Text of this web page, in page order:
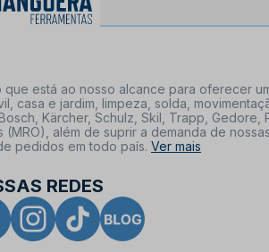
está ao nosso alcance para oferecer
casa e jardim, limpeza, solda,
Kärcher, Schulz, Skil, Trapp,
além de suprir a demanda de
pedidos em todo país. Ver mais
REDES